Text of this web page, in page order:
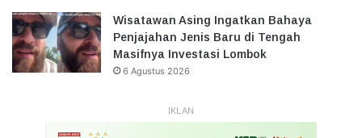
Wisatawan Asing Ingatkan Bahaya
Penjajahan Jenis Baru di Tengah
Masifnya Investasi Lombok
6 Agustus 2026
IKLAN